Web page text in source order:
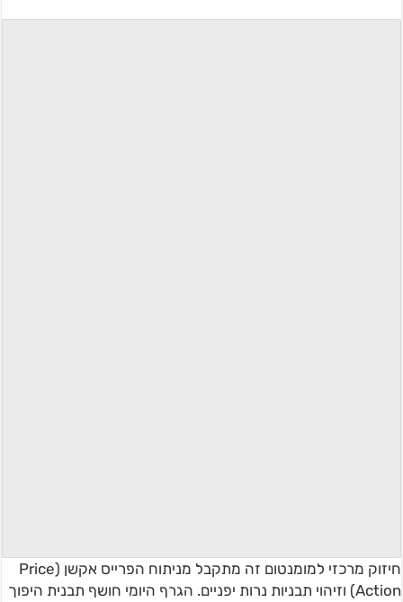
חיזוק מרכזי למומנטום זה מתקבל מניתוח הפרייס אקשן (Price
Action) וזיהוי תבניות נרות יפניים. הגרף היומי חושף תבנית היפוך